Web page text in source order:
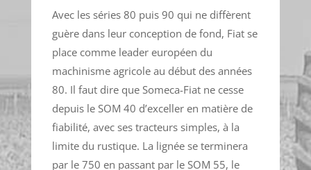
Avec les séries 80 puis 90 qui ne diffèrent
guère dans leur conception de fond, Fiat se
place comme leader européen du
machinisme agricole au début des années
80. Il faut dire que Someca-Fiat ne cesse
depuis le SOM 40 d’exceller en matière de
fiabilité, avec ses tracteurs simples, à la
limite du rustique. La lignée se terminera
par le 750 en passant par le SOM 55, le